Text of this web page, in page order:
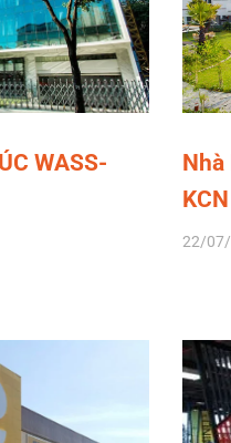
WASS-
Nhà
22/